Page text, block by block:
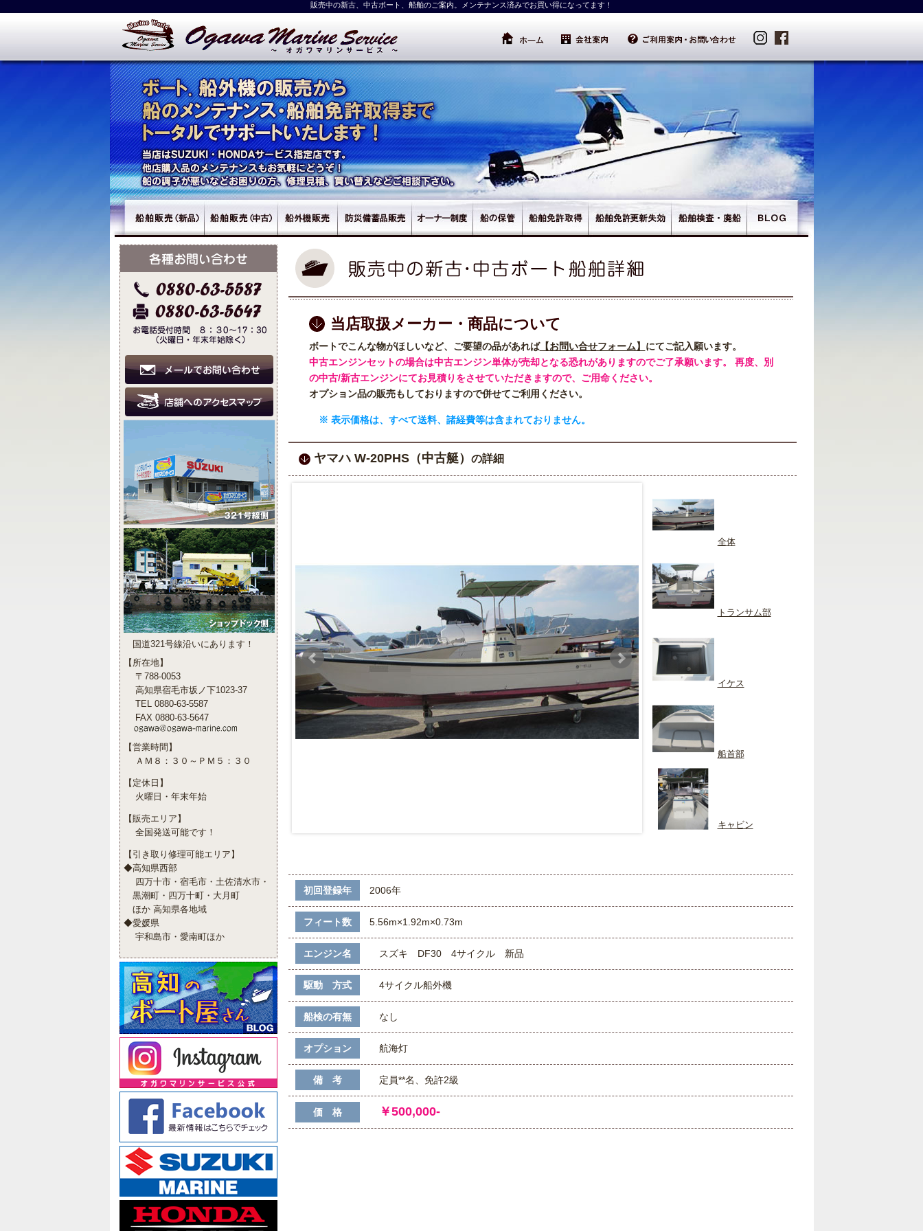
販売中の新古、中古ボート、船舶のご案内。メンテナンス済みでお買い得になってます！
当店取扱メーカー・商品について
ボートでこんな物がほしいなど、ご要望の品があれば【お問い合せフォーム】 にてご記入願います。
中古エンジンセットの場合は中古エンジン単体が売却となる恐れがありますのでご了承願います。 再度、別
の中古/新古エンジンにてお見積りをさせていただきますので、ご用命ください。
オプション品の販売もしておりますので併せてご利用ください。
※ 表示価格は、すべて送料、諸経費等は含まれておりません。
ヤマハ W-20PHS（中古艇） の詳細
全体
トランサム部
イケス
船首部
キャビン
初回登録年 2006年
フィート数 5.56m×1.92m×0.73m
エンジン名 スズキ DF30 4サイクル 新品
駆動 方式 4サイクル船外機
船検の有無 なし
オプション 航海灯
備 考 定員**名、免許2級
価 格 ￥500,000-
国道321号線沿いにあります！
【所在地】
〒788-0053
高知県宿毛市坂ノ下1023-37
TEL 0880-63-5587
FAX 0880-63-5647
【営業時間】
ＡＭ８：３０～ＰＭ５：３０
【定休日】
火曜日・年末年始
【販売エリア】
全国発送可能です！
【引き取り修理可能エリア】
◆高知県西部
四万十市・宿毛市・土佐清水市・
黒潮町・四万十町・大月町
ほか 高知県各地域
◆愛媛県
宇和島市・愛南町ほか